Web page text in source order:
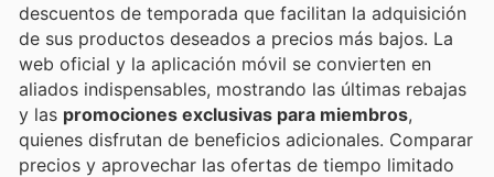
descuentos de temporada que facilitan la adquisición
de sus productos deseados a precios más bajos. La
web oficial y la aplicación móvil se convierten en
aliados indispensables, mostrando las últimas rebajas
y las promociones exclusivas para miembros,
quienes disfrutan de beneficios adicionales. Comparar
precios y aprovechar las ofertas de tiempo limitado